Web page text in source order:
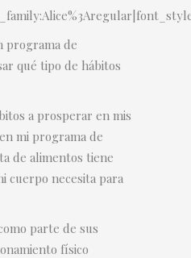
programa de
qué tipo de hábitos
a prosperar en mis
mi programa de
de alimentos tiene
cuerpo necesita para
parte de sus
físico